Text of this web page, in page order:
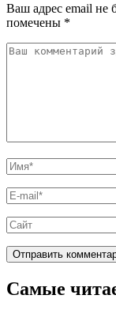
Ваш адрес email не
помечены *
Самые